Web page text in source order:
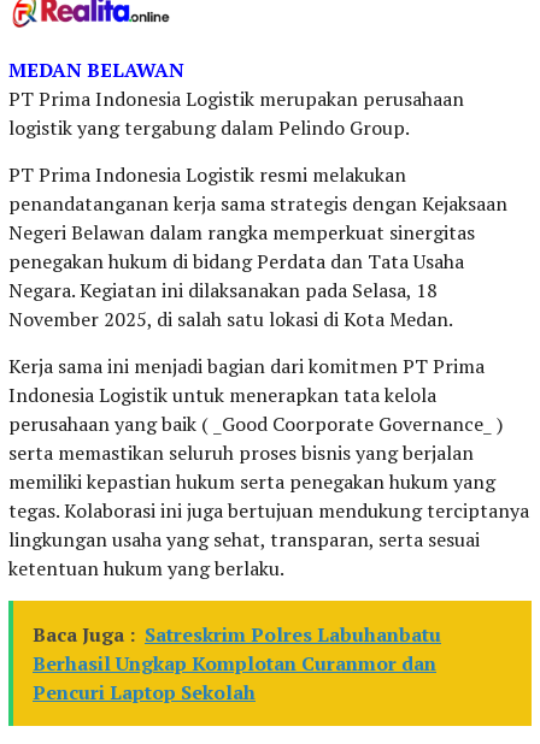
MEDAN BELAWAN
PT Prima Indonesia Logistik merupakan perusahaan
logistik yang tergabung dalam Pelindo Group.
PT Prima Indonesia Logistik resmi melakukan
penandatanganan kerja sama strategis dengan Kejaksaan
Negeri Belawan dalam rangka memperkuat sinergitas
penegakan hukum di bidang Perdata dan Tata Usaha
Negara. Kegiatan ini dilaksanakan pada Selasa, 18
November 2025, di salah satu lokasi di Kota Medan.
Kerja sama ini menjadi bagian dari komitmen PT Prima
Indonesia Logistik untuk menerapkan tata kelola
perusahaan yang baik ( _Good Coorporate Governance_ )
serta memastikan seluruh proses bisnis yang berjalan
memiliki kepastian hukum serta penegakan hukum yang
tegas. Kolaborasi ini juga bertujuan mendukung terciptanya
lingkungan usaha yang sehat, transparan, serta sesuai
ketentuan hukum yang berlaku.
Baca Juga : Satreskrim Polres Labuhanbatu
Berhasil Ungkap Komplotan Curanmor dan
Pencuri Laptop Sekolah